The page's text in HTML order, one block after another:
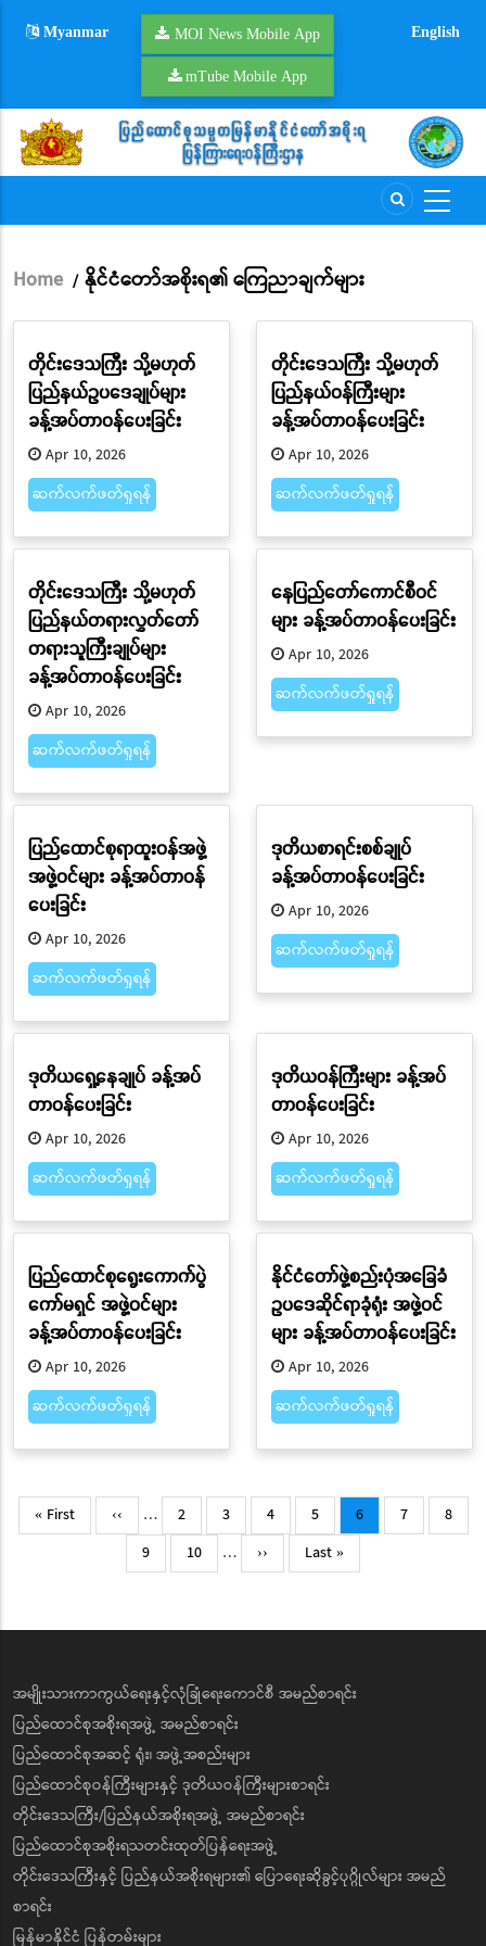
Myanmar MOI News Mobile App
mTube Mobile App
English
Breadcrumb
Home / နိုင်ငံတော်အစိုးရ၏ ကြေညာချက်များ
တိုင်းဒေသကြီး သို့မဟုတ်
ပြည်နယ်ဥပဒေချုပ်များ
ခန့်အပ်တာဝန်ပေးခြင်း
Apr 10, 2026
ဆက်လက်ဖတ်ရှုရန်
တိုင်းဒေသကြီး သို့မဟုတ်
ပြည်နယ်ဝန်ကြီးများ
ခန့်အပ်တာဝန်ပေးခြင်း
Apr 10, 2026
ဆက်လက်ဖတ်ရှုရန်
တိုင်းဒေသကြီး သို့မဟုတ်
ပြည်နယ်တရားလွှတ်တော်
တရားသူကြီးချုပ်များ
ခန့်အပ်တာဝန်ပေးခြင်း
Apr 10, 2026
ဆက်လက်ဖတ်ရှုရန်
နေပြည်တော်ကောင်စီဝင်
များ ခန့်အပ်တာဝန်ပေးခြင်း
Apr 10, 2026
ဆက်လက်ဖတ်ရှုရန်
ပြည်ထောင်စုရာထူးဝန်အဖွဲ့
အဖွဲ့ဝင်များ ခန့်အပ်တာဝန်
ပေးခြင်း
Apr 10, 2026
ဆက်လက်ဖတ်ရှုရန်
ဒုတိယစာရင်းစစ်ချုပ်
ခန့်အပ်တာဝန်ပေးခြင်း
Apr 10, 2026
ဆက်လက်ဖတ်ရှုရန်
ဒုတိယရှေ့နေချုပ် ခန့်အပ်
တာဝန်ပေးခြင်း
Apr 10, 2026
ဆက်လက်ဖတ်ရှုရန်
ဒုတိယဝန်ကြီးများ ခန့်အပ်
တာဝန်ပေးခြင်း
Apr 10, 2026
ဆက်လက်ဖတ်ရှုရန်
ပြည်ထောင်စုရွေးကောက်ပွဲ
ကော်မရှင် အဖွဲ့ဝင်များ
ခန့်အပ်တာဝန်ပေးခြင်း
Apr 10, 2026
ဆက်လက်ဖတ်ရှုရန်
နိုင်ငံတော်ဖွဲ့စည်းပုံအခြေခံ
ဥပဒေဆိုင်ရာခုံရုံး အဖွဲ့ဝင်
များ ခန့်အပ်တာဝန်ပေးခြင်း
Apr 10, 2026
ဆက်လက်ဖတ်ရှုရန်
Pagination
First
page
« First
Previous
page
‹‹ … Page
2 Page
3 Page
4 Page
5
Current
page
6 Page
7 Page
8
Page
9 Page
10 …
Next
page
››
Last
page
Last »
အမျိုးသားကာကွယ်ရေးနှင့်လုံခြုံရေးကောင်စီ အမည်စာရင်း
ပြည်ထောင်စုအစိုးရအဖွဲ့ အမည်စာရင်း
ပြည်ထောင်စုအဆင့် ရုံး၊ အဖွဲ့အစည်းများ
ပြည်ထောင်စုဝန်ကြီးများနှင့် ဒုတိယဝန်ကြီးများစာရင်း
တိုင်းဒေသကြီး/ပြည်နယ်အစိုးရအဖွဲ့ အမည်စာရင်း
ပြည်ထောင်စုအစိုးရသတင်းထုတ်ပြန်ရေးအဖွဲ့
တိုင်းဒေသကြီးနှင့် ပြည်နယ်အစိုးရများ၏ ပြောရေးဆိုခွင့်ပုဂ္ဂိုလ်များ အမည်
စာရင်း
မြန်မာနိုင်ငံ ပြန်တမ်းများ